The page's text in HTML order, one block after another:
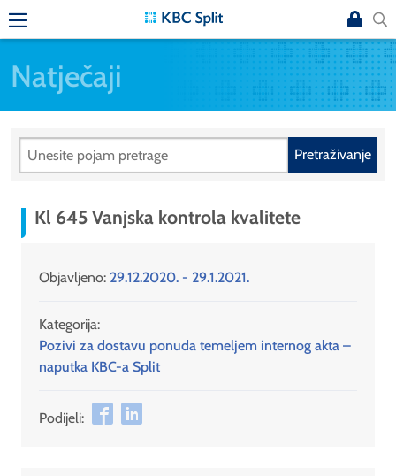
Natječaji
Pretraživanje
Kl 645 Vanjska kontrola kvalitete
Objavljeno: 29.12.2020. - 29.1.2021.
Kategorija:
Pozivi za dostavu ponuda temeljem internog akta –
naputka KBC-a Split
Podijeli: